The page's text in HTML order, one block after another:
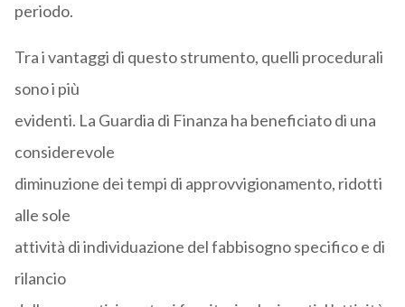
periodo.
Tra i vantaggi di questo strumento, quelli procedurali
sono i più
evidenti. La Guardia di Finanza ha beneficiato di una
considerevole
diminuzione dei tempi di approvvigionamento, ridotti
alle sole
attività di individuazione del fabbisogno specifico e di
rilancio